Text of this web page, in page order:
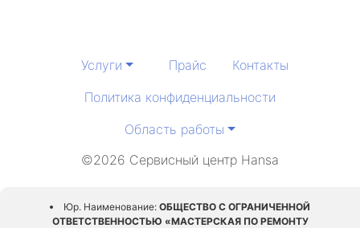
Услуги Прайс
Контакты
Политика конфиденциальности
Область работы
©2026 Сервисный центр Hansa
Юр. Наименование: ОБЩЕСТВО С ОГРАНИЧЕННОЙ
ОТВЕТСТВЕННОСТЬЮ «МАСТЕРСКАЯ ПО РЕМОНТУ